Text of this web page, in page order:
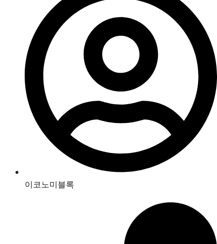
이코노미블록